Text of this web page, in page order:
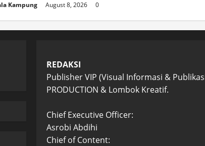
Kampung August 8, 2026 0
REDAKSI
Publisher VIP (Visual Informasi &
PRODUCTION & Lombok Kreatif.
Chief Executive Officer:
Asrobi Abdihi
Chief of Content: